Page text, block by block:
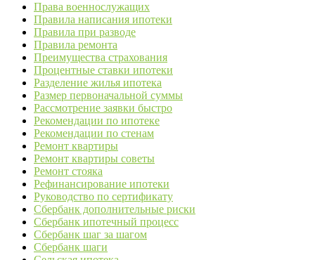
Права военнослужащих
Правила написания ипотеки
Правила при разводе
Правила ремонта
Преимущества страхования
Процентные ставки ипотеки
Разделение жилья ипотека
Размер первоначальной суммы
Рассмотрение заявки быстро
Рекомендации по ипотеке
Рекомендации по стенам
Ремонт квартиры
Ремонт квартиры советы
Ремонт стояка
Рефинансирование ипотеки
Руководство по сертификату
Сбербанк дополнительные риски
Сбербанк ипотечный процесс
Сбербанк шаг за шагом
Сбербанк шаги